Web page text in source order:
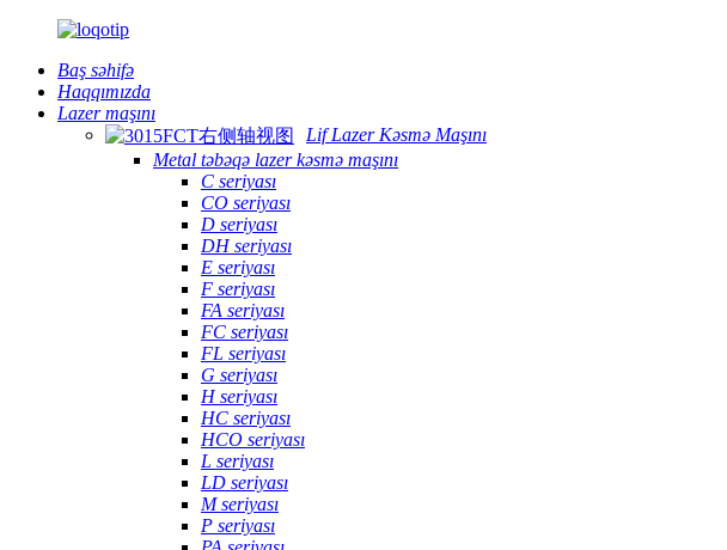
Baş səhifə
Haqqımızda
Lazer maşını
Lif Lazer Kəsmə Maşını
Metal təbəqə lazer kəsmə maşını
C seriyası
CO seriyası
D seriyası
DH seriyası
E seriyası
F seriyası
FA seriyası
FC seriyası
FL seriyası
G seriyası
H seriyası
HC seriyası
HCO seriyası
L seriyası
LD seriyası
M seriyası
P seriyası